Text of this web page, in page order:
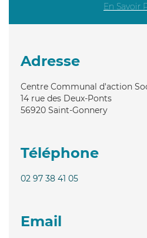
En Savoir
Adresse
Centre Communal d'action
14 rue des Deux-Ponts
56920 Saint-Gonnery
Téléphone
02 97 38 41 05
Email